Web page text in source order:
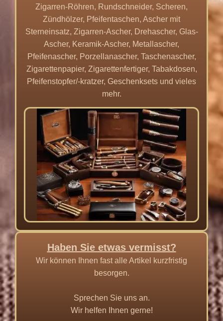
Zigarren-Röhren, Rundschneider, Scheren,
Zündhölzer, Pfeifentaschen, Ascher mit
Sterneinsatz, Zigarren-Ascher, Drehascher, Glas-
Ascher, Keramik-Ascher, Metallascher,
Pfeifenascher, Porzellanascher, Taschenascher,
Zigarettenpapier, Zigarettenfertiger, Tabakdosen,
Pfeifenstopfer/-kratzer, Geschenksets und vieles
mehr.
Haben Sie etwas vermisst?
Wir können Ihnen fast alle Artikel kurzfristig
besorgen.
Sprechen Sie uns an.
Wir helfen Ihnen gerne!